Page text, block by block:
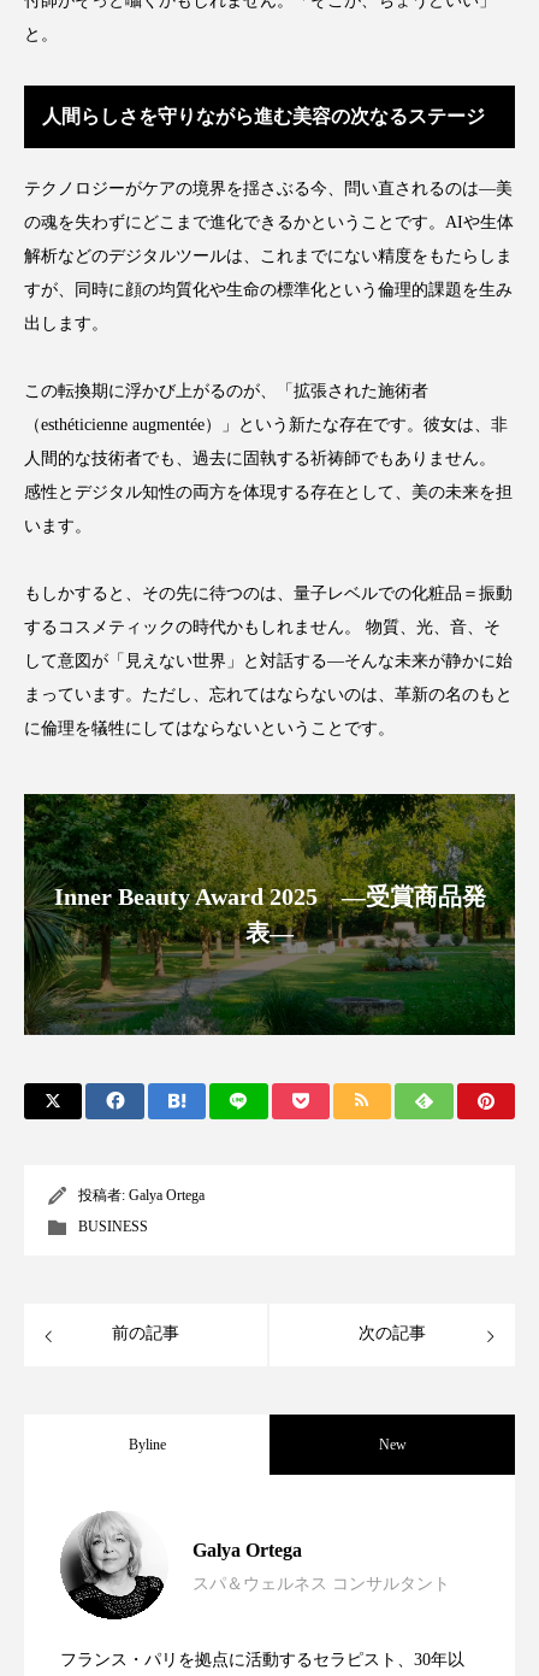
と。
人間らしさを守りながら進む美容の次なるステージ
テクノロジーがケアの境界を揺さぶる今、問い直されるのは―美
の魂を失わずにどこまで進化できるかということです。AIや生体
解析などのデジタルツールは、これまでにない精度をもたらしま
すが、同時に顔の均質化や生命の標準化という倫理的課題を生み
出します。
この転換期に浮かび上がるのが、「拡張された施術者
（esthéticienne augmentée）」という新たな存在です。彼女は、非
人間的な技術者でも、過去に固執する祈祷師でもありません。
感性とデジタル知性の両方を体現する存在として、美の未来を担
います。
もしかすると、その先に待つのは、量子レベルでの化粧品＝振動
するコスメティックの時代かもしれません。 物質、光、音、そ
して意図が「見えない世界」と対話する―そんな未来が静かに始
まっています。ただし、忘れてはならないのは、革新の名のもと
に倫理を犠牲にしてはならないということです。
Inner Beauty Award 2025 ―受賞商品発
表―
投稿者: Galya Ortega
BUSINESS
前の記事 次の記事
Byline New
Galya Ortega
スパ＆ウェルネス コンサルタント
フランス・パリを拠点に活動するセラピスト、30年以
2026.04.21
2025.12.02